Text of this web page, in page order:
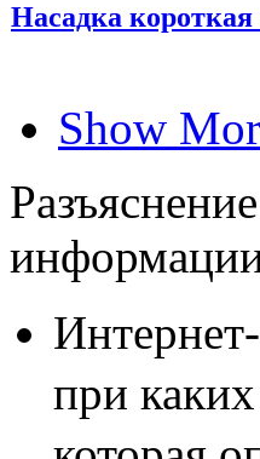
Насадка
Show
при